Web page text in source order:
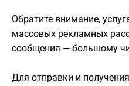
Обратите внимание,
массовых рекламных
сообщения — большому
Для отправки и